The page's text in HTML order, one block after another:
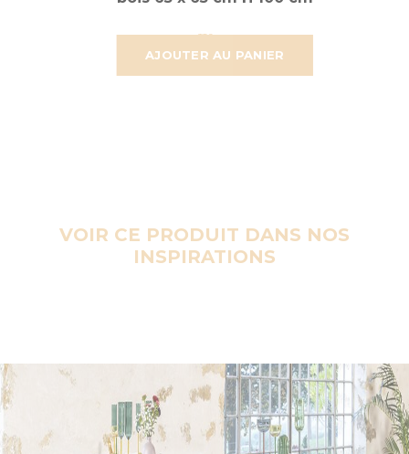
AJOUTER AU PANIER
47,251 € 39,376 €
VOIR CE PRODUIT DANS NOS
INSPIRATIONS